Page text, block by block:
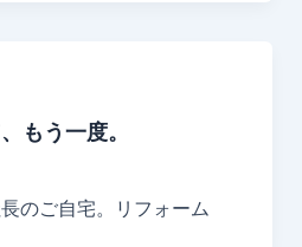
もう一度。
のご自宅。リフォーム